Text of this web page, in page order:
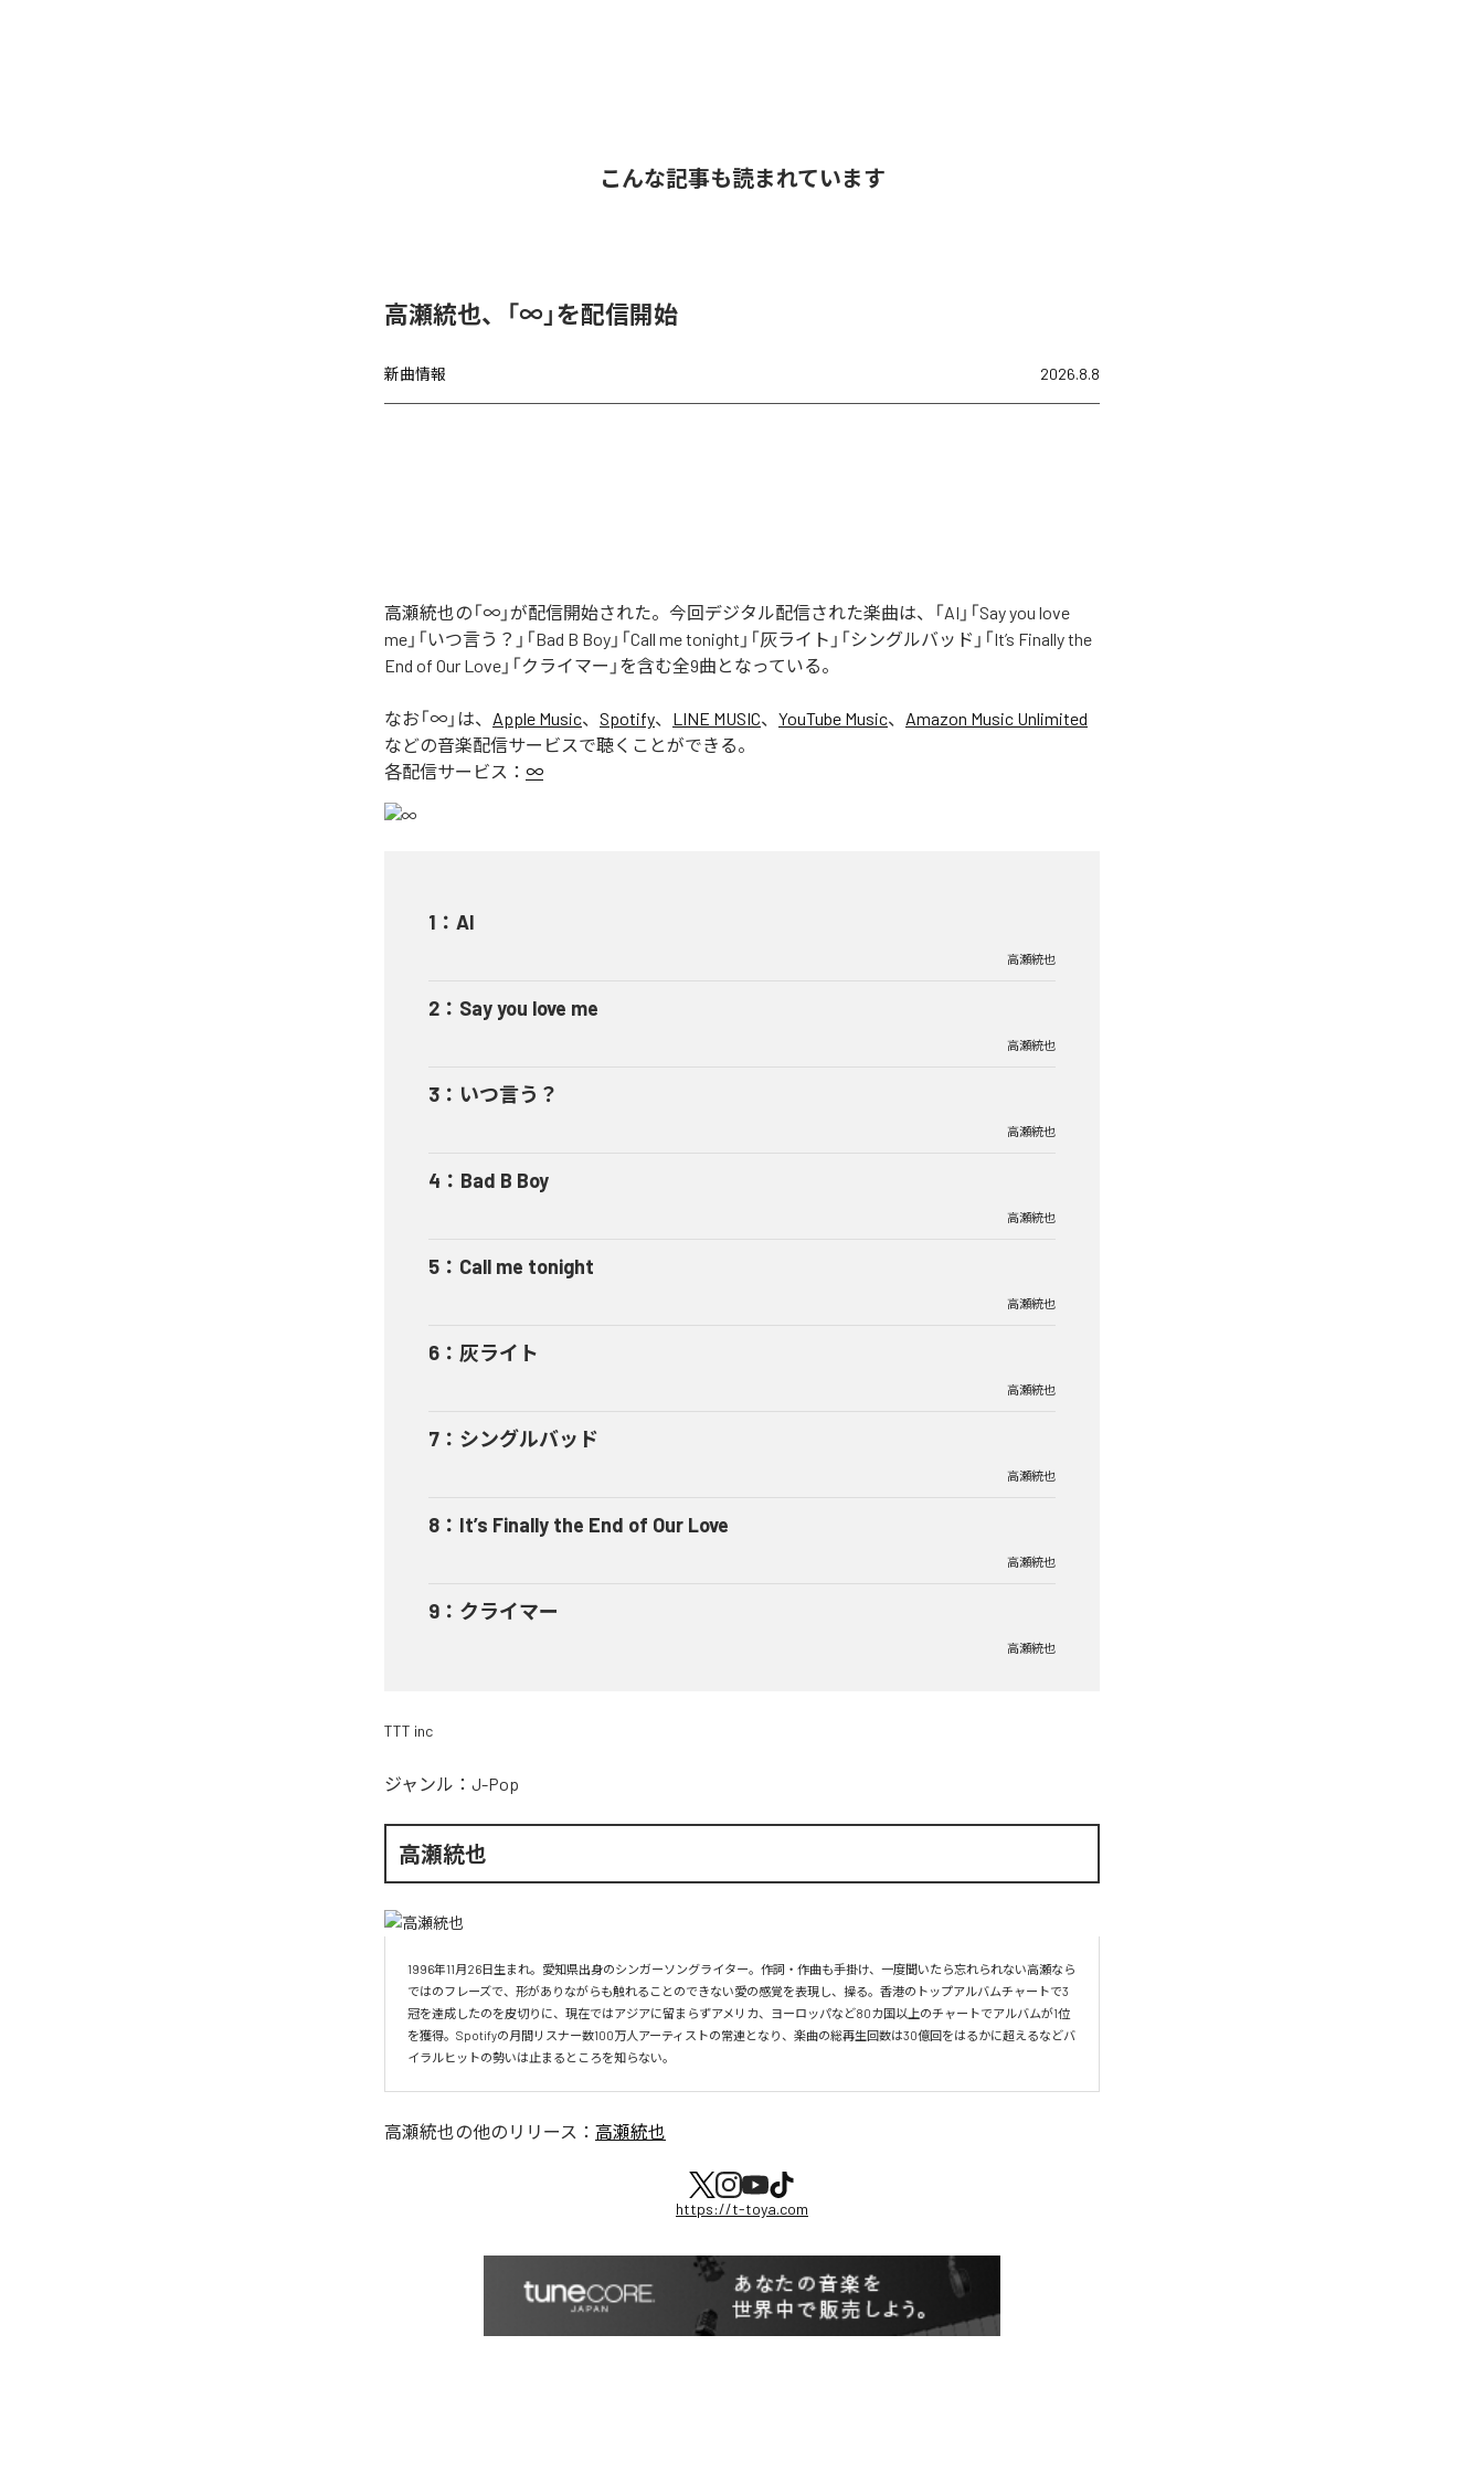
こんな記事も読まれています
高瀬統也、「∞」を配信開始
新曲情報 2026.8.8
高瀬統也の「∞」が配信開始された。今回デジタル配信された楽曲は、「AI」「Say you love
me」「いつ言う？」「Bad B Boy」「Call me tonight」「灰ライト」「シングルバッド」「It’s Finally the
End of Our Love」「クライマー」を含む全9曲となっている。
なお「∞ 」は、 Apple Music、 Spotify、 LINE MUSIC、 YouTube Music、 Amazon Music Unlimited
などの音楽配信サービスで聴くことができる。
各配信サービス： ∞
1 ： AI
高瀬統也
2 ： Say you love me
高瀬統也
3 ： いつ言う？
高瀬統也
4 ： Bad B Boy
高瀬統也
5 ： Call me tonight
高瀬統也
6 ： 灰ライト
高瀬統也
7 ： シングルバッド
高瀬統也
8 ： It’s Finally the End of Our Love
高瀬統也
9 ： クライマー
高瀬統也
TTT inc
ジャンル： J-Pop
高瀬統也
1996年11月26日生まれ。愛知県出身のシンガーソングライター。作詞・作曲も手掛け、一度聞いたら忘れられない高瀬なら
ではのフレーズで、形がありながらも触れることのできない愛の感覚を表現し、操る。香港のトップアルバムチャートで3
冠を達成したのを皮切りに、現在ではアジアに留まらずアメリカ、ヨーロッパなど80カ国以上のチャートでアルバムが1位
を獲得。Spotifyの月間リスナー数100万人アーティストの常連となり、楽曲の総再生回数は30億回をはるかに超えるなどバ
イラルヒットの勢いは止まるところを知らない。
高瀬統也の他のリリース： 高瀬統也
https://t-toya.com